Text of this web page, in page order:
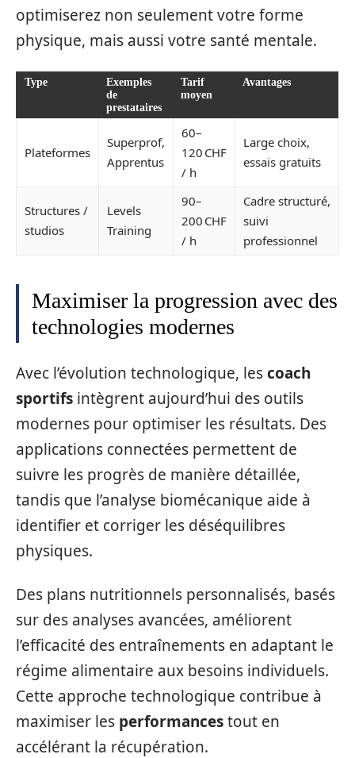
optimiserez non seulement votre forme
physique, mais aussi votre santé mentale.
Type
Exemples
de
prestataires
Tarif
moyen
Avantages
Plateformes
Superprof,
Apprentus
60–
120 CHF
/ h
Large choix,
essais gratuits
Structures /
studios
Levels
Training
90–
200 CHF
/ h
Cadre structuré,
suivi
professionnel
Maximiser la progression avec des
technologies modernes
Avec l’évolution technologique, lescoach
sportifs intègrent aujourd’hui des outils
modernes pour optimiser les résultats. Des
applications connectées permettent de
suivre les progrès de manière détaillée,
tandis que l’analyse biomécanique aide à
identifier et corriger les déséquilibres
physiques.
Des plans nutritionnels personnalisés, basés
sur des analyses avancées, améliorent
l’efficacité des entraînements en adaptant le
régime alimentaire aux besoins individuels.
Cette approche technologique contribue à
maximiser les performancestout en
accélérant la récupération.